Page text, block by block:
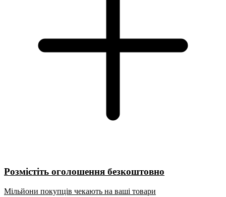
Розмістіть оголошення безкоштовно
Мільйони покупців чекають на ваші товари